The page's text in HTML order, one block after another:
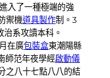
入了一種極端的強
禦機道具製作制。3
系攻讀本科。
在廣包裝盒東潮陽縣
師范年夜學經啟動儀
之八十七點八八的結